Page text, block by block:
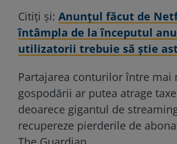
Citiți și: Anunţul făcut de
întâmpla de la începutul
utilizatorii trebuie să ştie
Partajarea conturilor între mai
gospodării ar putea atrage
deoarece gigantul de
recupereze pierderile de